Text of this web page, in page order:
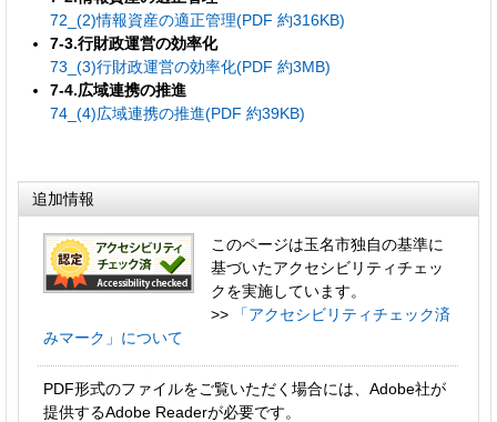
72_(2)情報資産の適正管理(PDF 約316KB)
7-3.行財政運営の効率化
73_(3)行財政運営の効率化(PDF 約3MB)
7-4.広域連携の推進
74_(4)広域連携の推進(PDF 約39KB)
追加情報
このページは玉名市独自の基準に
基づいたアクセシビリティチェッ
クを実施しています。
>>
「アクセシビリティチェック済
みマーク」について
PDF形式のファイルをご覧いただく場合には、Adobe社が
提供するAdobe Readerが必要です。